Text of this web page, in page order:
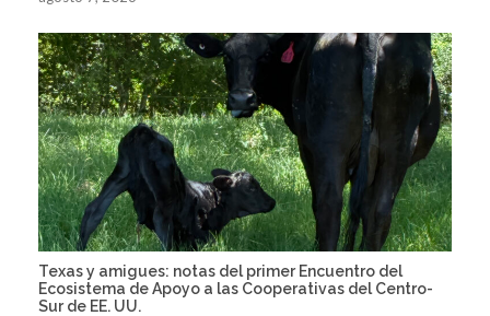
Texas y amigues: notas del primer Encuentro del
Ecosistema de Apoyo a las Cooperativas del Centro-
Sur de EE. UU.